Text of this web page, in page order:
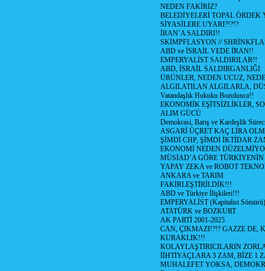
NEDEN FAKİRİZ?
BELEDİYELERİ TOPAL
SİYASİLERE UYARI?!?!?
İRAN’A SALDIRI!!
SKİMPFLASYON //
ABD ve İSRAİL VEDE İRAN!!
EMPERYALİST SALDIRILAR!!
ABD, İSRAİL SALDIRGANLIĞI
ÜRÜNLER, NEDEN UCUZ,
ALGILATILAN ALGILARLA,
Vatandaşlık Hukuku Bozulunca!!
EKONOMİK EŞİTSİZLİKLER,
ALIM GÜCÜ
Demokrasi, Barış ve Kardeşlik
ASGARİ ÜÇRET KAÇ LİRA
ŞİMDİ CHP, ŞİMDİ İKTİDAR
EKONOMİ NEDEN
MÜSİAD’A GÖRE
YAPAY ZEKA ve ROBOT
ANKARA ve TARIM
FAKİRLEŞTİRİLDİK!!!
ABD ve Türkiye İlişkileri!!!
EMPERYALİST (Kapitalist
ATATÜRK ve BOZKURT
AK PARTİ 2001-2025
CAN, ÇIKMAZI!?!? GAZZE DE,
KURAKLIK!!!
KOLAYLAŞTIRICILARIN
İİHTİYAÇLARA 3 ZAM, BİZE 1
MUHALEFET YOKSA,